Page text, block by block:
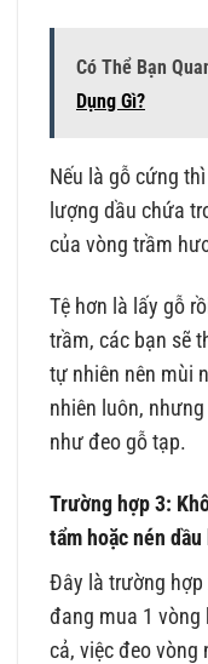
Có Thể Bạn
Dụng Gì?
Nếu là gỗ cứng
lượng dầu chứa
của vòng trầm
Tệ hơn là lấy gỗ
trầm, các bạn sẽ
tự nhiên nên mùi
nhiên luôn,
như đeo gỗ tạp.
Trường hợp 3:
tẩm hoặc nén dầu
Đây là trường
đang mua 1 vòng
cả, việc đeo vòng